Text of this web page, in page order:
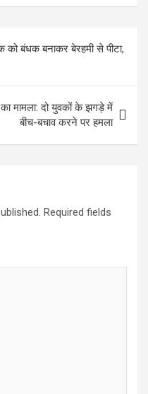
e
gr
a
m
ar
बंधक बनाकर बेरहमी से पीटा,
मामला: दो युवकों के झगड़े में
बीच-बचाव करने पर हमला
Required fields